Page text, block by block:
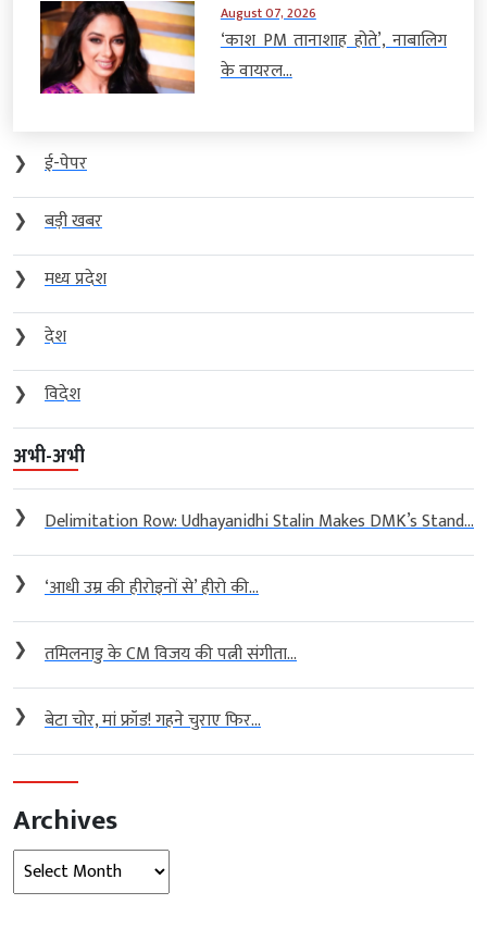
August 07, 2026
‘काश PM तानाशाह होते’, नाबालिग
के वायरल...
❯
ई-पेपर
❯
बड़ी खबर
❯
मध्य प्रदेश
❯
देश
❯
विदेश
अभी-अभी
❯ Delimitation Row: Udhayanidhi Stalin Makes DMK’s Stand...
❯ ‘आधी उम्र की हीरोइनों से’ हीरो की...
❯ तमिलनाडु के CM विजय की पत्नी संगीता...
❯ बेटा चोर, मां फ्रॉड! गहने चुराए फिर...
Archives
Archives